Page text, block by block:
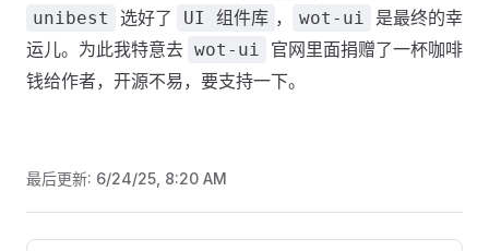
unibest 选好了 UI 组件库 ， wot-ui
是最终的幸
运儿。为此我特意去 wot-ui
官网里面捐赠了一杯咖啡
钱给作者，开源不易，要支持一下。
最后更新: 6/24/25, 8:20 AM